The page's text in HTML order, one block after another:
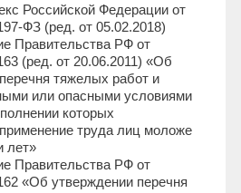
Российской Федерации от
ФЗ (ред. от 05.02.2018)
Правительства РФ от
(ред. от 20.06.2011) «Об
тяжелых работ и
или опасными условиями
которых
труда лиц моложе
лет»
Правительства РФ от
«Об утверждении перечня